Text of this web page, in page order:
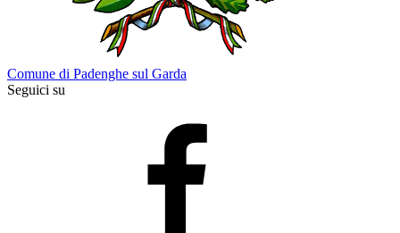
Comune di Padenghe sul Garda
Seguici su